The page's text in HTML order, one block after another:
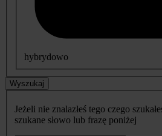
hybrydowo
Wyszukaj
Jeżeli nie znalazłeś tego czego
szukane słowo lub frazę poniżej